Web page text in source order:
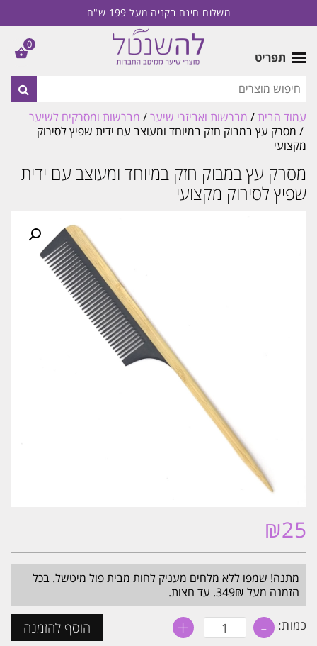
משלוח חינם בקניה מעל 199 ש"ח
תפריט
עמוד הבית/ מברשות ואביזרי שיער/ מברשות ומסרקים לשיער
/ מסרק עץ במבוק חזק במיוחד ומעוצב עם ידית שפיץ לסירוק
מקצועי
מסרק עץ במבוק חזק במיוחד ומעוצב עם ידית
שפיץ לסירוק מקצועי
₪25
מתנה! שמפו ללא מלחים מעניק לחות מבית פול מיטשל. בכל
הזמנה מעל 349₪. עד חצות.
כמות: - כמות
של + הוסף להזמנה
0